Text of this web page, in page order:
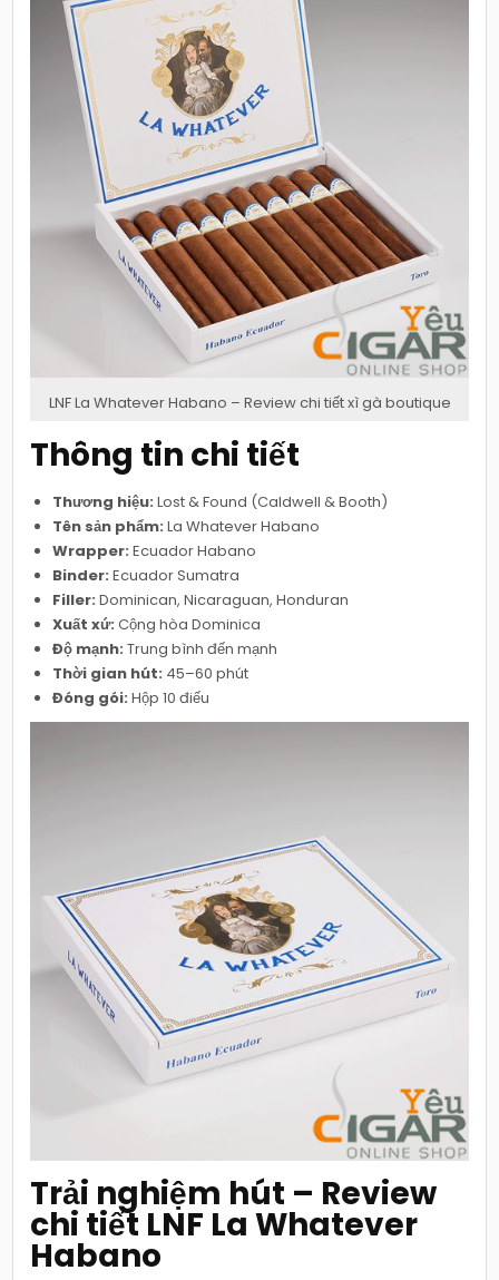
LNF La Whatever Habano – Review chi tiết xì gà boutique
Thông tin chi tiết
Thương hiệu: Lost & Found (Caldwell & Booth)
Tên sản phẩm: La Whatever Habano
Wrapper: Ecuador Habano
Binder: Ecuador Sumatra
Filler: Dominican, Nicaraguan, Honduran
Xuất xứ: Cộng hòa Dominica
Độ mạnh: Trung bình đến mạnh
Thời gian hút: 45–60 phút
Đóng gói: Hộp 10 điếu
Trải nghiệm hút – Review
chi tiết LNF La Whatever
Habano